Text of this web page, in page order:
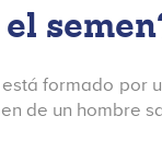
formado por
de un hombre